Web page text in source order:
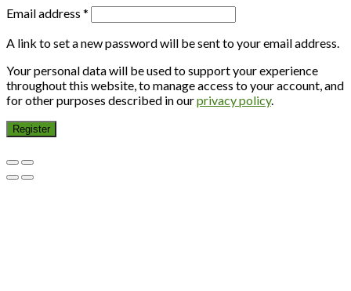
Email address *
A link to set a new password will be sent to your email address.
Your personal data will be used to support your experience
throughout this website, to manage access to your account, and
for other purposes described in ourprivacy policy.
Register